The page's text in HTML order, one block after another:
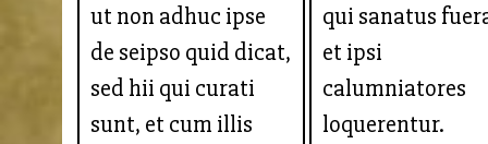
ut non adhuc ipse
de seipso quid dicat,
sed hii qui curati
sunt, et cum illis
qui sanatus
et ipsi
calumniatores
loquerentur.